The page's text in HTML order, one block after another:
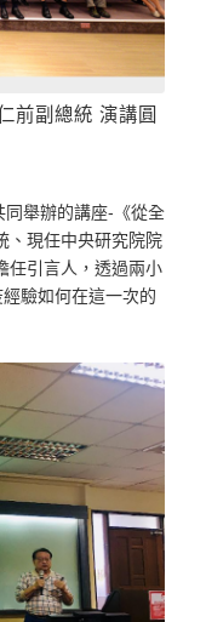
前副總統 演講圓
同舉辦的講座-《從全
、現任中央研究院院
任引言人，透過兩小
驗如何在這一次的